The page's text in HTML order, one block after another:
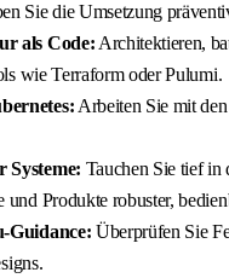
Sie die Umsetzung
als Code: Architektieren,
wie Terraform oder Pulumi.
Arbeiten Sie mit
Systeme: Tauchen Sie tief in
und Produkte robuster,
Guidance: Überprüfen Sie